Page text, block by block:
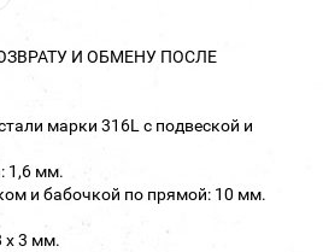
И ОБМЕНУ ПОСЛЕ
марки 316L с подвеской и
1,6 мм.
и бабочкой по прямой: 10 мм.
х 3 мм.